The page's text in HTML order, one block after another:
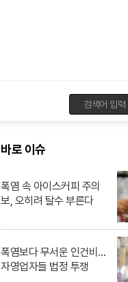
바로 이슈
폭염 속 아이스커피 주의
보, 오히려 탈수 부른다
폭염보다 무서운 인건비…
자영업자들 법정 투쟁